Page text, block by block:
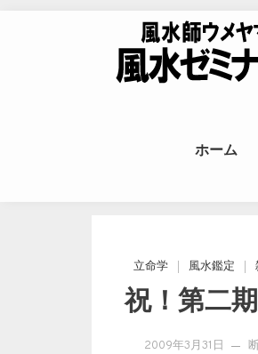
風水
ホーム
立命学 風水鑑定
祝！第二
2009年3月31日